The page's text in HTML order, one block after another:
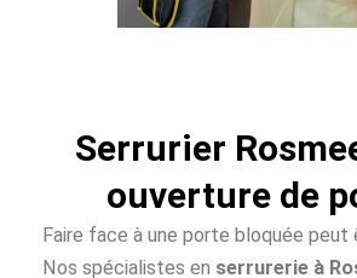
Serrurier
ouverture de
Faire face à une porte bloquée
Nos spécialistes en serrurerie à